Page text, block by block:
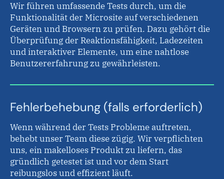
Wir führen umfassende Tests durch, um die
Funktionalität der Microsite auf verschiedenen
Geräten und Browsern zu prüfen. Dazu gehört die
Überprüfung der Reaktionsfähigkeit, Ladezeiten
und interaktiver Elemente, um eine nahtlose
Benutzererfahrung zu gewährleisten.
Fehlerbehebung (falls erforderlich)
Wenn während der Tests Probleme auftreten,
behebt unser Team diese zügig. Wir verpflichten
uns, ein makelloses Produkt zu liefern, das
gründlich getestet ist und vor dem Start
reibungslos und effizient läuft.